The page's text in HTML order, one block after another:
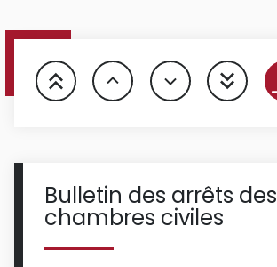
Bulletin des arrêts des
chambres civiles